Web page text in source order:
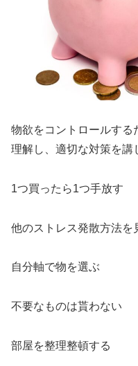
物欲をコントロールする
理解し、適切な対策を講
1つ買ったら1つ手放す
他のストレス発散方法を
自分軸で物を選ぶ
不要なものは貰わない
部屋を整理整頓する